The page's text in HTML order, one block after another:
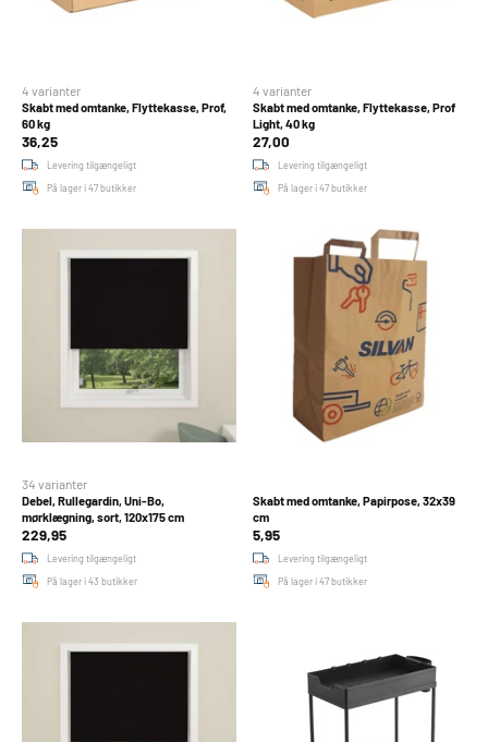
Skabt med omtanke, Flyttekasse, Prof,
60 kg
4 varianter
36,25
Levering tilgængeligt
På lager i 47 butikker
Skabt med omtanke, Flyttekasse, Prof
Light, 40 kg
4 varianter
27,00
Levering tilgængeligt
På lager i 47 butikker
Debel, Rullegardin, Uni-Bo,
mørklægning, sort, 120x175 cm
34 varianter
229,95
Levering tilgængeligt
På lager i 43 butikker
Skabt med omtanke, Papirpose, 32x39
cm
5,95
Levering tilgængeligt
På lager i 47 butikker